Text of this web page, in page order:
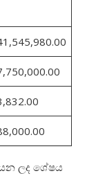
ලද ශේෂය